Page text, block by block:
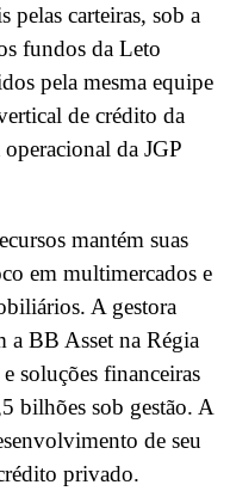
pelas carteiras, sob a
fundos da Leto
pela mesma equipe
de crédito da
operacional da JGP
mantém suas
em multimercados e
A gestora
a BB Asset na Régia
soluções financeiras
bilhões sob gestão. A
de seu
privado.